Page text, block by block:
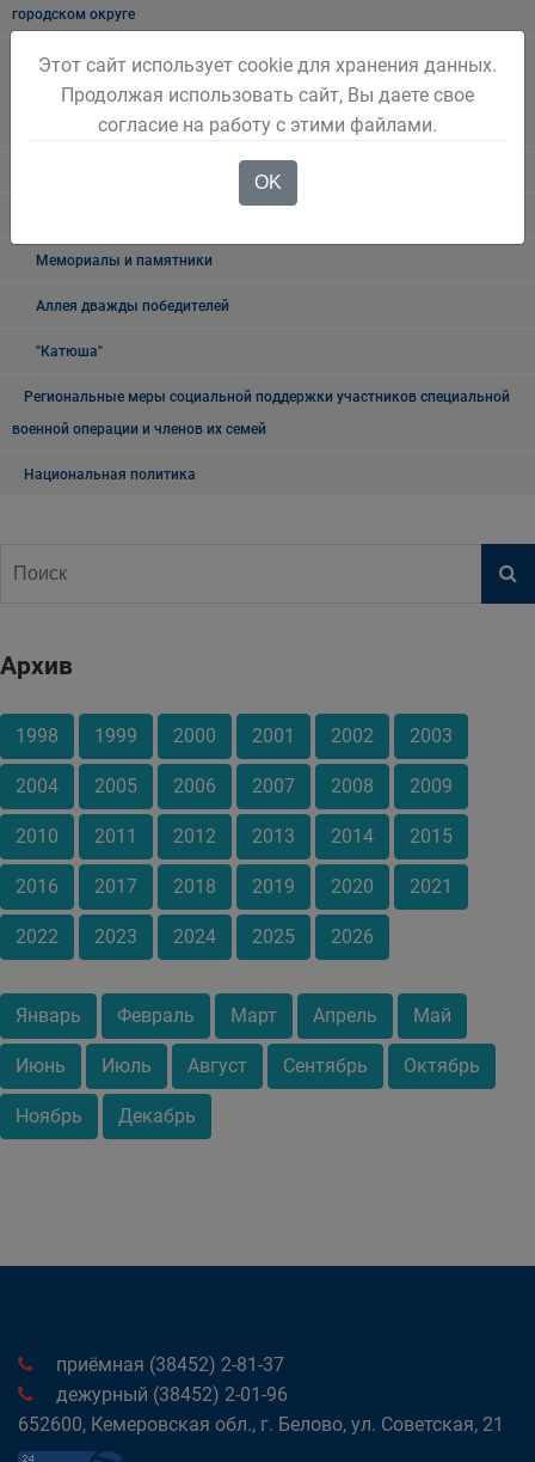
городском округе
Наблюдательная комиссия по социальной адаптации лиц,
освободившихся из мест лишения свободы Беловского городского
Мемориалы и памятники
Аллея дважды победителей
"Катюша"
Региональные меры социальной поддержки участников специальной
военной операции и членов их семей
Национальная политика
Архив
1998 1999 2000 2001 2002 2003
2004 2005 2006 2007 2008 2009
2010 2011 2012 2013 2014 2015
2016 2017 2018 2019 2020 2021
2022 2023 2024 2025 2026
Январь Февраль Март Апрель Май
Июнь Июль Август Сентябрь Октябрь
Ноябрь Декабрь
приёмная (38452) 2-81-37
дежурный (38452) 2-01-96
652600, Кемеровская обл., г. Белово, ул. Советская, 21
Этот сайт использует cookie для хранения данных.
Продолжая использовать сайт, Вы даете свое
согласие на работу с этими файлами.
OK